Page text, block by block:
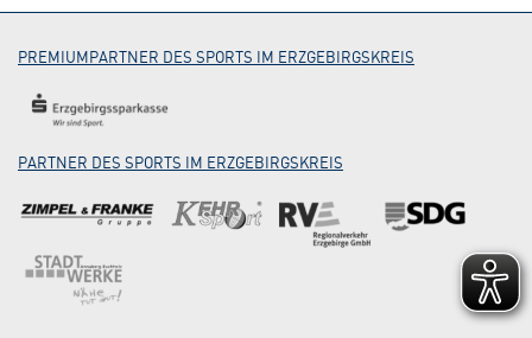
PREMIUMPARTNER DES SPORTS IM ERZGEBIRGSKREIS
PARTNER DES SPORTS IM ERZGEBIRGSKREIS